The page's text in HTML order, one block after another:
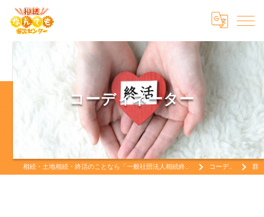
コーディネーター
相続・土地相続・終活のことなら「一般社団法人相続終活なんでも相談センター」相続・土地相続・終活をお考えなら コーディネーター 群馬